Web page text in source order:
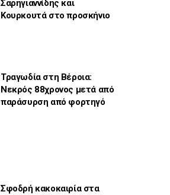
Σαρηγιαννίδης και
Κουρκουτά στο προσκήνιο
Τραγωδία στη Βέροια:
Νεκρός 88χρονος μετά από
παράσυρση από φορτηγό
Σφοδρή κακοκαιρία στα